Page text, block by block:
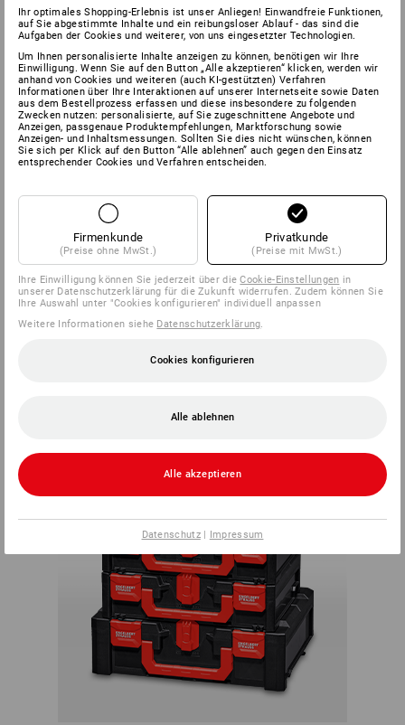
Innerhalb des Systems lässt sich jede Box mit jeder
beliebigen STRAUSSbox verbinden. Der Kreativität und
Grenzen gesetzt.
PASST
Ihr optimales Shopping-Erlebnis ist unser Anliegen! Einwandfreie Funktionen,
auf Sie abgestimmte Inhalte und ein reibungsloser Ablauf - das sind die
Aufgaben der Cookies und weiterer, von uns eingesetzter Technologien.
Um Ihnen personalisierte Inhalte anzeigen zu können, benötigen wir Ihre
Einwilligung. Wenn Sie auf den Button „Alle akzeptieren“ klicken, werden wir
anhand von Cookies und weiteren (auch KI-gestützten) Verfahren
Informationen über Ihre Interaktionen auf unserer Internetseite sowie Daten
aus dem Bestellprozess erfassen und diese insbesondere zu folgenden
Zwecken nutzen: personalisierte, auf Sie zugeschnittene Angebote und
Anzeigen, passgenaue Produktempfehlungen, Marktforschung sowie
Anzeigen- und Inhaltsmessungen. Sollten Sie dies nicht wünschen, können
Sie sich per Klick auf den Button “Alle ablehnen” auch gegen den Einsatz
entsprechender Cookies und Verfahren entscheiden.
Firmenkunde
(Preise ohne MwSt.)
Privatkunde
(Preise mit MwSt.)
Ihre Einwilligung können Sie jederzeit über dieCookie-Einstellungen in
unserer Datenschutzerklärung für die Zukunft widerrufen. Zudem können Sie
Ihre Auswahl unter "Cookies konfigurieren" individuell anpassen
Weitere Informationen siehe Datenschutzerklärung
Cookies konfigurieren
Alle ablehnen
Alle akzeptieren
Datenschutz| Impressum